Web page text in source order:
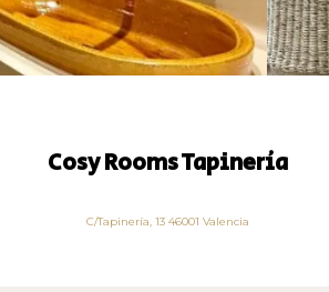
Cosy Rooms Tapinería
C/Tapinería, 13 46001 Valencia